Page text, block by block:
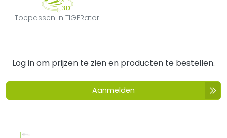
Toepassen in TIGERator
Toepassen in TIGERator
Log in om prijzen te zien en producten te bestellen.
Aanmelden